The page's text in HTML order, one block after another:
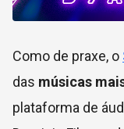
Como de praxe, o
das músicas
plataforma de